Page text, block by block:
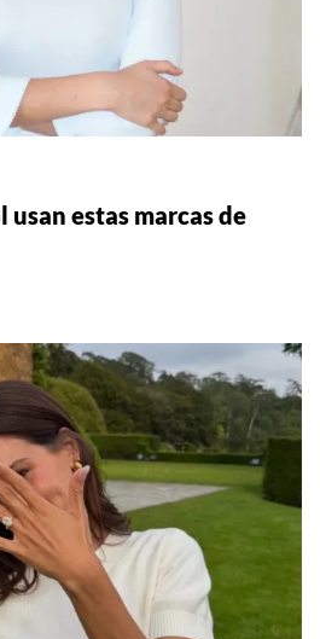
usan estas marcas de